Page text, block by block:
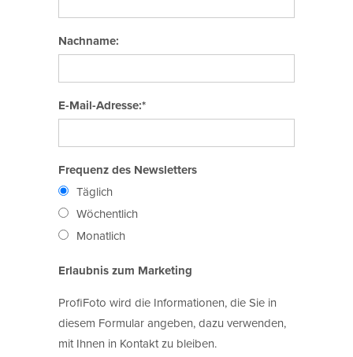
Nachname:
E-Mail-Adresse:*
Frequenz des Newsletters
Täglich
Wöchentlich
Monatlich
Erlaubnis zum Marketing
ProfiFoto wird die Informationen, die Sie in
diesem Formular angeben, dazu verwenden,
mit Ihnen in Kontakt zu bleiben.